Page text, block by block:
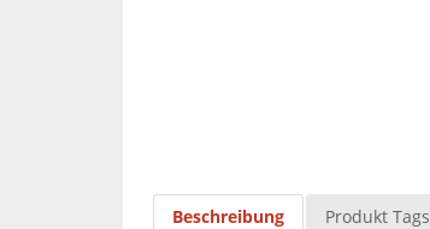
Beschreibung Produkt Tags